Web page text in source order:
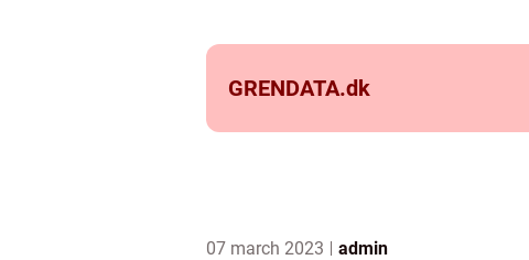
GRENDATA.dk
07 march 2023 admin